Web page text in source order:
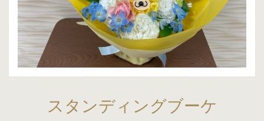
スタンディングブーケ